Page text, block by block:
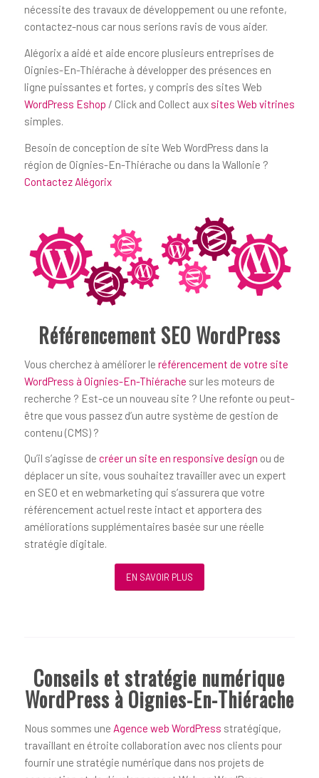
nécessite des travaux de développement ou une refonte,
contactez-nous car nous serions ravis de vous aider.
Alégorix a aidé et aide encore plusieurs entreprises de
Oignies-En-Thiérache à développer des présences en
ligne puissantes et fortes, y compris des sites Web
WordPress Eshop / Click and Collect aux sites Web vitrines
simples.
Besoin de conception de site Web WordPress dans la
région de Oignies-En-Thiérache ou dans la Wallonie ?
Contactez Alégorix
Référencement SEO WordPress
Vous cherchez à améliorer le référencement de votre site
WordPress à Oignies-En-Thiérache sur les moteurs de
recherche ? Est-ce un nouveau site ? Une refonte ou peut-
être que vous passez d’un autre système de gestion de
contenu (CMS) ?
Qu’il s’agisse de créer un site en responsive design ou de
déplacer un site, vous souhaitez travailler avec un expert
en SEO et en webmarketing qui s’assurera que votre
référencement actuel reste intact et apportera des
améliorations supplémentaires basée sur une réelle
stratégie digitale.
EN SAVOIR PLUS
Conseils et stratégie numérique
WordPress à Oignies-En-Thiérache
Nous sommes une Agence web WordPress stratégique,
travaillant en étroite collaboration avec nos clients pour
fournir une stratégie numérique dans nos projets de